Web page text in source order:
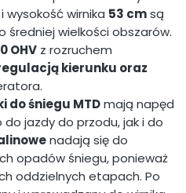
i wysokość wirnika 53 cmsą
wielkości obszarów.
OHV z rozruchem
kierunku oraz
do śniegu MTDmają napęd
jazdy do przodu, jak i do
nadają się do
opadów śniegu, ponieważ
oddzielnych etapach. Po